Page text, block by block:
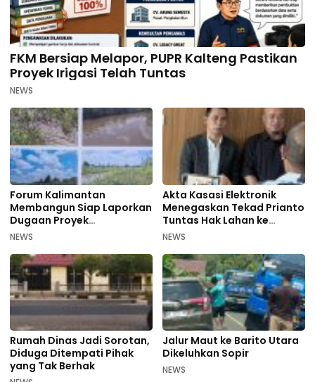
FKM Bersiap Melapor, PUPR Kalteng Pastikan
Proyek Irigasi Telah Tuntas
NEWS
Forum Kalimantan
Membangun Siap Laporkan
Dugaan Proyek
Bermasalah PUPR Kalteng
NEWS
Akta Kasasi Elektronik
Menegaskan Tekad Prianto
Tuntas Hak Lahan ke
Mahkamah Agung
NEWS
Rumah Dinas Jadi Sorotan,
Diduga Ditempati Pihak
yang Tak Berhak
Jalur Maut ke Barito Utara
Dikeluhkan Sopir
NEWS